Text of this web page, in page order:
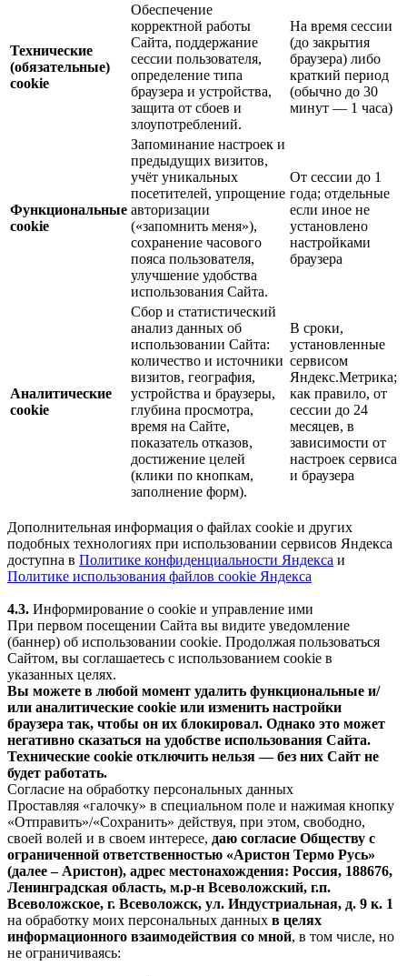
Технические
(обязательные)
cookie
Обеспечение
корректной работы
Сайта, поддержание
сессии пользователя,
определение типа
браузера и устройства,
защита от сбоев и
злоупотреблений.
На время сессии
(до закрытия
браузера) либо
краткий период
(обычно до 30
минут — 1 часа)
Функциональные
cookie
Запоминание настроек и
предыдущих визитов,
учёт уникальных
посетителей, упрощение
авторизации
(«запомнить меня»),
сохранение часового
пояса пользователя,
улучшение удобства
использования Сайта.
От сессии до 1
года; отдельные
если иное не
установлено
настройками
браузера
Аналитические
cookie
Сбор и статистический
анализ данных об
использовании Сайта:
количество и источники
визитов, география,
устройства и браузеры,
глубина просмотра,
время на Сайте,
показатель отказов,
достижение целей
(клики по кнопкам,
заполнение форм).
В сроки,
установленные
сервисом
Яндекс.Метрика;
как правило, от
сессии до 24
месяцев, в
зависимости от
настроек сервиса
и браузера
Дополнительная информация о файлах cookie и других
подобных технологиях при использовании сервисов Яндекса
доступна в Политике конфиденциальности Яндекса и
Политике использования файлов cookie Яндекса
4.3. Информирование о cookie и управление ими
При первом посещении Сайта вы видите уведомление
(баннер) об использовании cookie. Продолжая пользоваться
Сайтом, вы соглашаетесь с использованием cookie в
указанных целях.
Вы можете в любой момент удалить функциональные и/
или аналитические cookie или изменить настройки
браузера так, чтобы он их блокировал. Однако это может
негативно сказаться на удобстве использования Сайта.
Технические cookie отключить нельзя — без них Сайт не
будет работать.
Согласие на обработку персональных данных
Проставляя «галочку» в специальном поле и нажимая кнопку
«Отправить»/«Сохранить» действуя, при этом, свободно,
своей волей и в своем интересе, даю согласие Обществу с
ограниченной ответственностью «Аристон Термо Русь»
(далее – Аристон), адрес местонахождения: Россия, 188676,
Ленинградская область, м.р-н Всеволожский, г.п.
Всеволожское, г. Всеволожск, ул. Индустриальная, д. 9 к. 1
на обработку моих персональных данных в целях
информационного взаимодействия со мной, в том числе, но
не ограничиваясь: